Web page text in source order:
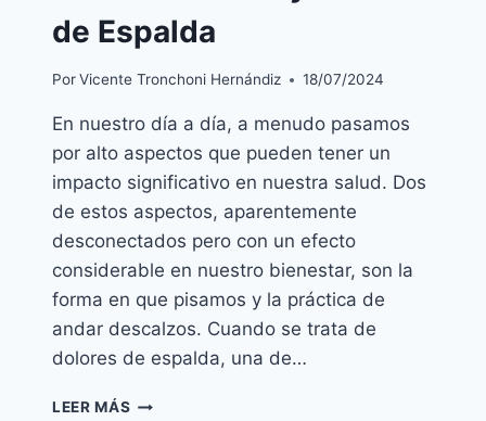
de Espalda
PorVicente Tronchoni Hernándiz 18/07/2024
En nuestro día a día, a menudo pasamos
por alto aspectos que pueden tener un
impacto significativo en nuestra salud. Dos
de estos aspectos, aparentemente
desconectados pero con un efecto
considerable en nuestro bienestar, son la
forma en que pisamos y la práctica de
andar descalzos. Cuando se trata de
dolores de espalda, una de…
LEER MÁS DESCUBRE